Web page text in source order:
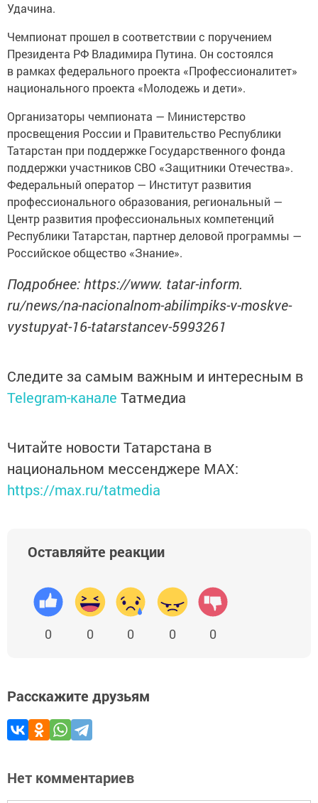
Удачина.
Чемпионат прошел в соответствии с поручением
Президента РФ Владимира Путина. Он состоялся
в рамках федерального проекта «Профессионалитет»
национального проекта «Молодежь и дети».
Организаторы чемпионата — Министерство
просвещения России и Правительство Республики
Татарстан при поддержке Государственного фонда
поддержки участников СВО «Защитники Отечества».
Федеральный оператор — Институт развития
профессионального образования, региональный —
Центр развития профессиональных компетенций
Республики Татарстан, партнер деловой программы —
Российское общество «Знание».
Подробнее: https://www. tatar-inform.
ru/news/na-nacionalnom-abilimpiks-v-moskve-
vystupyat-16-tatarstancev-5993261
Следите за самым важным и интересным в
Telegram-канале Татмедиа
Читайте новости Татарстана в
национальном мессенджере MАХ:
https://max.ru/tatmedia
Оставляйте реакции
0 0 0 0 0
Расскажите друзьям
Нет комментариев